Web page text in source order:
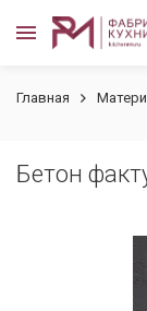
Главная
Бетон